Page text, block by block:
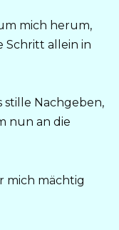
mich herum,
Schritt allein in
stille Nachgeben,
nun an die
mich mächtig